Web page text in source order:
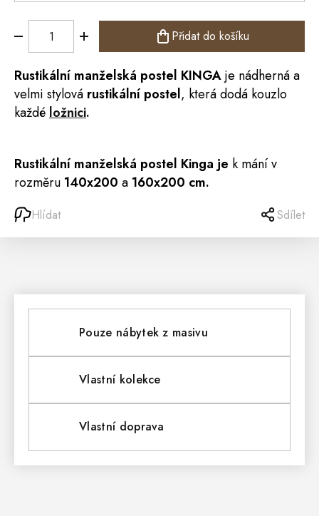
Přidat do košíku
Rustikální manželská postel KINGAje nádherná a
velmi stylová rustikální postel, která dodá kouzlo
každé ložnici.
Rustikální manželská postel Kinga je k mání v
rozměru 140x200 a 160x200 cm.
Hlídat Sdílet
Pouze nábytek z masivu
Vlastní kolekce
Vlastní doprava